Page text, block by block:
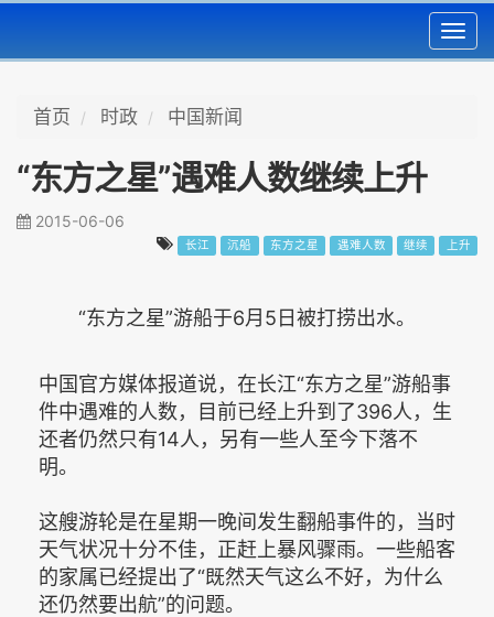
首页 时政 中国新闻
“东方之星”遇难人数继续上升
2015-06-06
长江 沉船 东方之星 遇难人数 继续 上升
“东方之星”游船于6月5日被打捞出水。
中国官方媒体报道说，在长江“东方之星”游船事
件中遇难的人数，目前已经上升到了396人，生
还者仍然只有14人，另有一些人至今下落不
明。
这艘游轮是在星期一晚间发生翻船事件的，当时
天气状况十分不佳，正赶上暴风骤雨。一些船客
的家属已经提出了“既然天气这么不好，为什么
还仍然要出航”的问题。